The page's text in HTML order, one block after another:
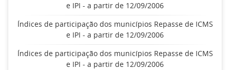
e IPI - a partir de 12/09/2006
Índices de participação dos municípios Repasse de ICMS
e IPI - a partir de 12/09/2006
Índices de participação dos municípios Repasse de ICMS
e IPI - a partir de 12/09/2006